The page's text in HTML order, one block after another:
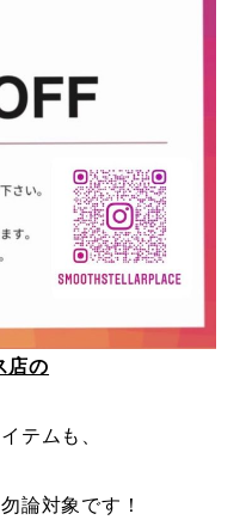
店の
テムも、
論対象です！